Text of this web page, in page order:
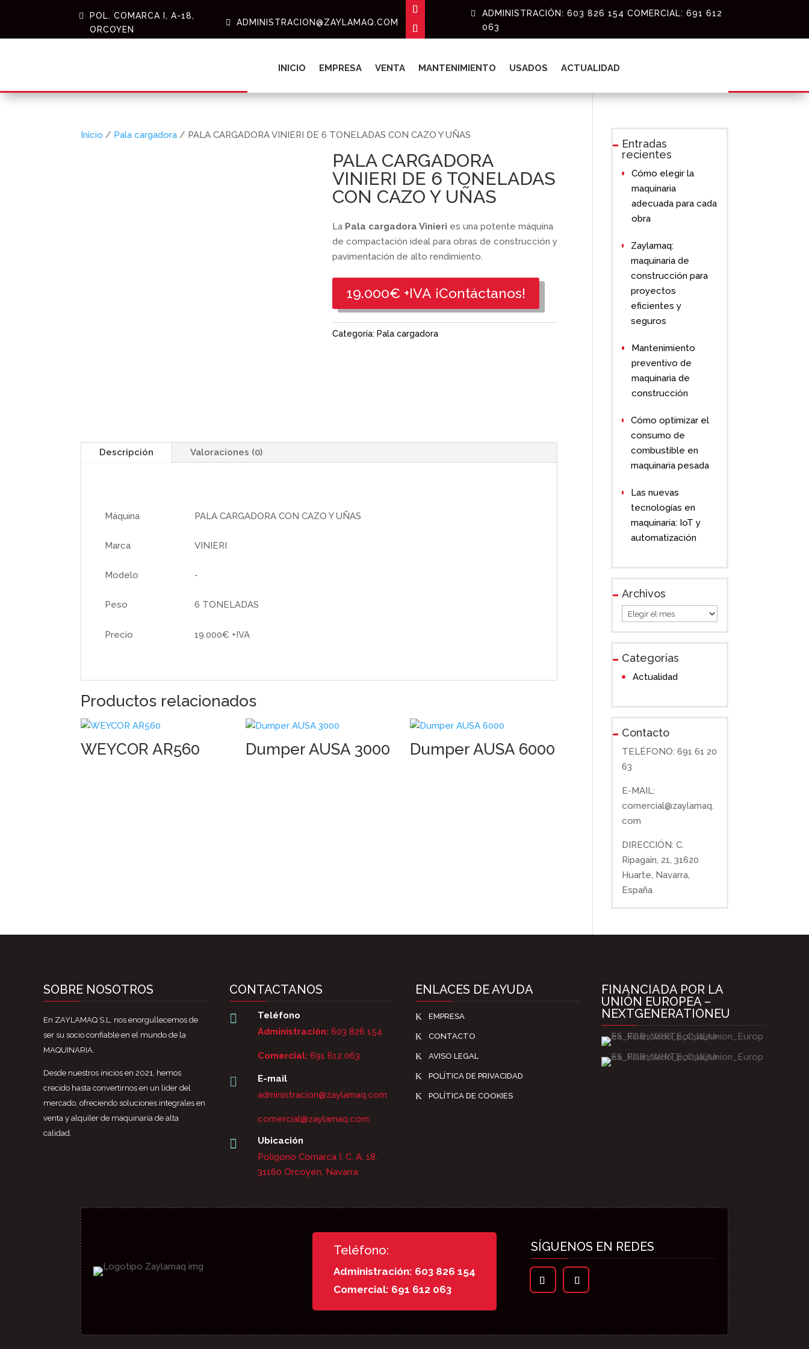
POL. COMARCA I, A-18,
ORCOYEN
ADMINISTRACION@ZAYLAMAQ.COM
ADMINISTRACIÓN: 603 826 154 COMERCIAL: 691 612
063
INICIO EMPRESA VENTA MANTENIMIENTO USADOS ACTUALIDAD
Inicio / Pala cargadora / PALA CARGADORA VINIERI DE 6 TONELADAS CON CAZO Y UÑAS
PALA CARGADORA
VINIERI DE 6 TONELADAS
CON CAZO Y UÑAS
La Pala cargadora Vinieri es una potente máquina
de compactación ideal para obras de construcción y
pavimentación de alto rendimiento.
19.000€ +IVA ¡Contáctanos!
Categoría: Pala cargadora
Descripción Valoraciones (0)
Máquina PALA CARGADORA CON CAZO Y UÑAS
Marca VINIERI
Modelo -
Peso 6 TONELADAS
Precio 19.000€ +IVA
Productos relacionados
WEYCOR AR560 Dumper AUSA 3000 Dumper AUSA 6000
Entradas
recientes
Cómo elegir la
maquinaria
adecuada para cada
obra
Zaylamaq:
maquinaria de
construcción para
proyectos
eficientes y
seguros
Mantenimiento
preventivo de
maquinaria de
construcción
Cómo optimizar el
consumo de
combustible en
maquinaria pesada
Las nuevas
tecnologías en
maquinaria: IoT y
automatización
Archivos
Archivos
Categorías
Actualidad
Contacto
TELÉFONO: 691 61 20
63
E-MAIL:
comercial@zaylamaq.
com
DIRECCIÓN: C.
Ripagain, 21, 31620
Huarte, Navarra,
España
SOBRE NOSOTROS
En ZAYLAMAQ S.L. nos enorgullecemos de
ser su socio confiable en el mundo de la
MAQUINARIA.
Desde nuestros inicios en 2021, hemos
crecido hasta convertirnos en un líder del
mercado, ofreciendo soluciones integrales en
venta y alquiler de maquinaria de alta
calidad.
CONTACTANOS

Teléfono
Administración: 603 826 154
Comercial: 691 612 063

E-mail
administracion@zaylamaq.com
comercial@zaylamaq.com

Ubicación
Polígono Comarca I, C. A, 18,
31160 Orcoyen, Navarra
ENLACES DE AYUDA
K EMPRESA
K CONTACTO
K AVISO LEGAL
K POLÍTICA DE PRIVACIDAD
K POLÍTICA DE COOKIES
FINANCIADA POR LA
UNIÓN EUROPEA –
NEXTGENERATIONEU
Teléfono:
Administración: 603 826 154
Comercial: 691 612 063
SÍGUENOS EN REDES